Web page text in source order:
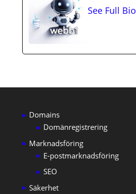
See Full Bio
Domains
Domänregistrering
Marknadsföring
E-postmarknadsföring
SEO
Säkerhet